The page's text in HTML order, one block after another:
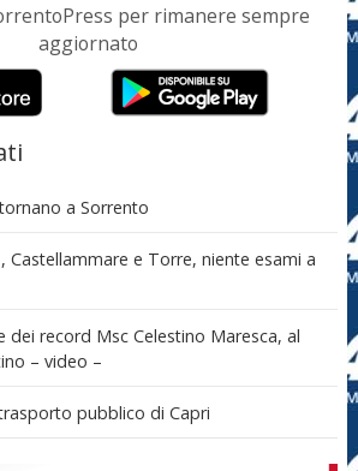
per rimanere sempre
aggiornato
a Sorrento
Castellammare e Torre, niente esami a
dei record Msc Celestino Maresca, al
– video –
pubblico di Capri